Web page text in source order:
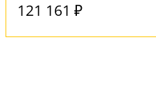
121 161 ₽